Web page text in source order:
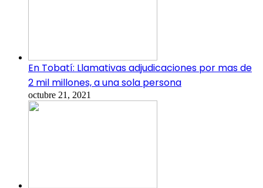
En Tobatí: Llamativas adjudicaciones por mas de
2 mil millones, a una sola persona
octubre 21, 2021